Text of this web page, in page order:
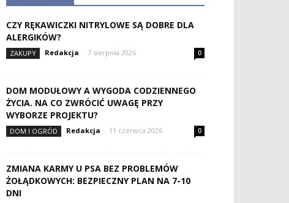
CZY RĘKAWICZKI NITRYLOWE SĄ DOBRE DLA
ALERGIKÓW?
ZAKUPY Redakcja - 7 sierpnia 2026 0
DOM MODUŁOWY A WYGODA CODZIENNEGO
ŻYCIA. NA CO ZWRÓCIĆ UWAGĘ PRZY
WYBORZE PROJEKTU?
DOM I OGRÓD Redakcja - 11 czerwca 2026 0
ZMIANA KARMY U PSA BEZ PROBLEMÓW
ŻOŁĄDKOWYCH: BEZPIECZNY PLAN NA 7-10
DNI